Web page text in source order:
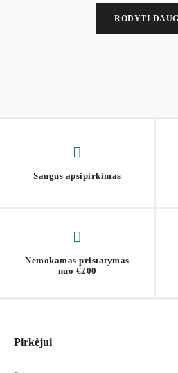
Nailoniniai ratukai yra ilgaamžiai,
100 000 judėjimo
Porankių aukštis (nuo
RODYTI
Saugus apsipirkimas
Nemokamas pristatymas
nuo €200
Pirkėjui